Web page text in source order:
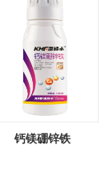
钙镁硼锌铁